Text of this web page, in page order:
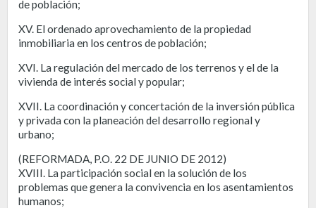
de población;
XV. El ordenado aprovechamiento de la propiedad
inmobiliaria en los centros de población;
XVI. La regulación del mercado de los terrenos y el de la
vivienda de interés social y popular;
XVII. La coordinación y concertación de la inversión pública
y privada con la planeación del desarrollo regional y
urbano;
(REFORMADA, P.O. 22 DE JUNIO DE 2012)
XVIII. La participación social en la solución de los
problemas que genera la convivencia en los asentamientos
humanos;